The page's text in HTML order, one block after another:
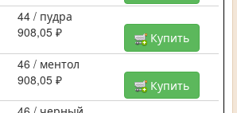
44 / пудра
908,05 ₽
Купить
46 / ментол
908,05 ₽
Купить